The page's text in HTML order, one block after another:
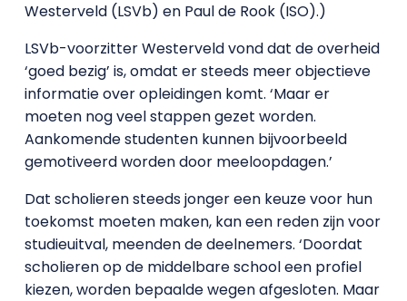
Westerveld (LSVb) en Paul de Rook (ISO).)
LSVb-voorzitter Westerveld vond dat de overheid
‘goed bezig’ is, omdat er steeds meer objectieve
informatie over opleidingen komt. ‘Maar er
moeten nog veel stappen gezet worden.
Aankomende studenten kunnen bijvoorbeeld
gemotiveerd worden door meeloopdagen.’
Dat scholieren steeds jonger een keuze voor hun
toekomst moeten maken, kan een reden zijn voor
studieuitval, meenden de deelnemers. ‘Doordat
scholieren op de middelbare school een profiel
kiezen, worden bepaalde wegen afgesloten. Maar